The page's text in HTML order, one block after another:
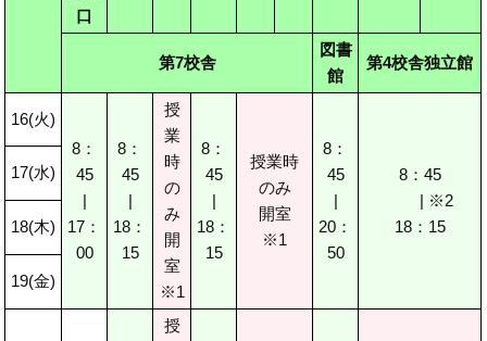
口
第7校舎
図書
館
第4校舎独立館
16(火)
8：
45
|
17：
00
8：
45
|
18：
15
授
業
時
の
み
開
室
※1
8：
45
|
18：
15
授業時
のみ
開室
※1
8：
45
|
20：
50
8：45
| ※2
18：15
17(水)
18(木)
19(金)
授